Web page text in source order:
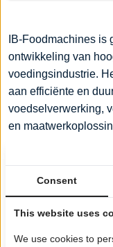
IB-Foodmachines
ontwikkeling van
voedingsindustrie.
aan efficiënte en
voedselverwerking,
en
Wil je dat jouw
Pagina delen op:
Consent
This website uses
We use cookies to